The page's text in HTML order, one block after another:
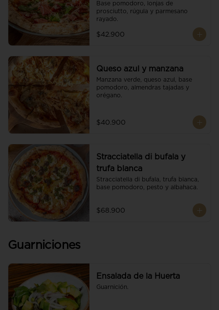
Base pomodoro, lonjas de
prosciutto, rúgula y parmesano
rayado.
$42.900
Queso azul y manzana
Manzana verde, queso azul, base
pomodoro, almendras tajadas y
orégano.
$40.900
Stracciatella di bufala y
trufa blanca
Stracciatella di bufala, trufa blanca,
base pomodoro, pesto y albahaca.
$68.900
Guarniciones
Ensalada de la Huerta
Guarnición.